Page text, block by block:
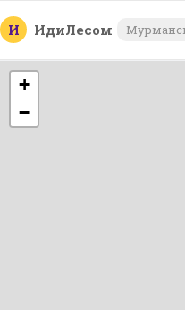
И ИдиЛесом
+
−